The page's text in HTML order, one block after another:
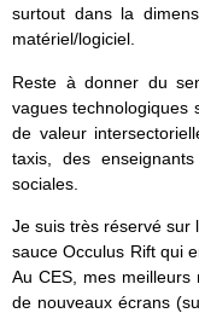
surtout dans la
matériel/logiciel.
Reste à donner du
vagues technologiques
de valeur
taxis, des
sociales.
Je suis très réservé sur
sauce Occulus Rift qui
Au CES, mes meilleurs
de nouveaux écrans